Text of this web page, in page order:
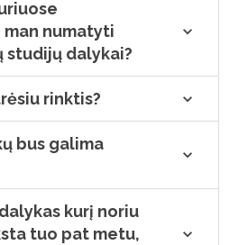
numatyti
studijų dalykai?
rinktis?
bus galima
kurį noriu
tuo pat metu,